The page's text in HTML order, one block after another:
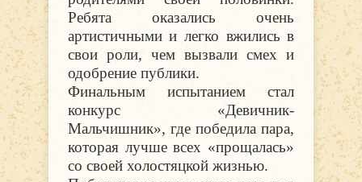
Ребята оказались очень
артистичными и легко вжились в
свои роли, чем вызвали смех и
одобрение публики.
Финальным испытанием стал
конкурс «Девичник-
Мальчишник», где победила пара,
которая лучше всех «прощалась»
со своей холостяцкой жизнью.